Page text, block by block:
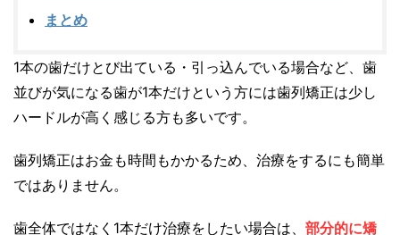
まとめ
1本の歯だけとび出ている・引っ込んでいる場合など、歯
並びが気になる歯が1本だけという方には歯列矯正は少し
ハードルが高く感じる方も多いです。
歯列矯正はお金も時間もかかるため、治療をするにも簡単
ではありません。
歯全体ではなく1本だけ治療をしたい場合は、 部分的に矯